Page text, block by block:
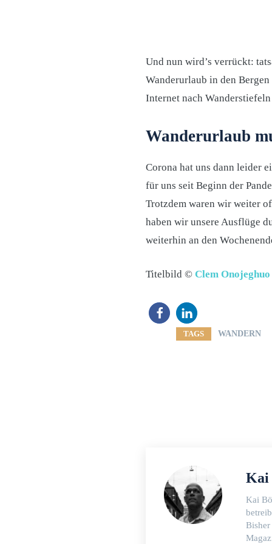
Und nun wird’s verrückt:
Wanderurlaub in den
Internet nach
Wanderurlaub
Corona hat uns dann leider
für uns seit Beginn der
Trotzdem waren wir weiter
haben wir unsere Ausflüge
weiterhin an den
Titelbild © Clem Onojeghuo
TAGS WANDERN
Kai
Kai